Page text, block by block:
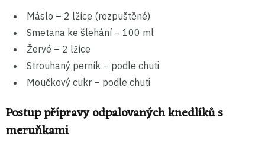
Máslo – 2 lžíce (rozpuštěné)
Smetana ke šlehání – 100 ml
Žervé – 2 lžíce
Strouhaný perník – podle chuti
Moučkový cukr – podle chuti
Postup přípravy odpalovaných knedlíků s
meruňkami